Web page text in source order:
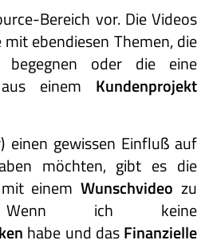
Bereich vor. Die Videos
mit ebendiesen Themen, die
oder die eine
einem Kundenprojekt
einen gewissen Einfluß auf
möchten, gibt es die
mit einemWunschvideo zu
ich keine
habe und dasFinanzielle